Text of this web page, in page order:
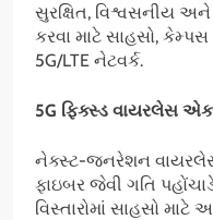
સુરક્ષિત, વિશ્વસનીય અને
કરવા માટે સાહસો,
5G/LTE નેટવર્ક.
5G ફિક્સ્ડ વાયરલેસ
નેક્સ્ટ-જનરેશન
ફાઇબર જેવી ગતિ
વિસ્તારોમાં સાહસો